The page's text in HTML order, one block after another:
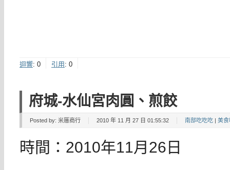
迴響: 0 引用 : 0
府城-水仙宮肉圓、煎餃
Posted by: 米厝商行 2010 年 11 月 27 日 01:55:32 南部吃吃吃 | 美食
時間：2010年11月26日